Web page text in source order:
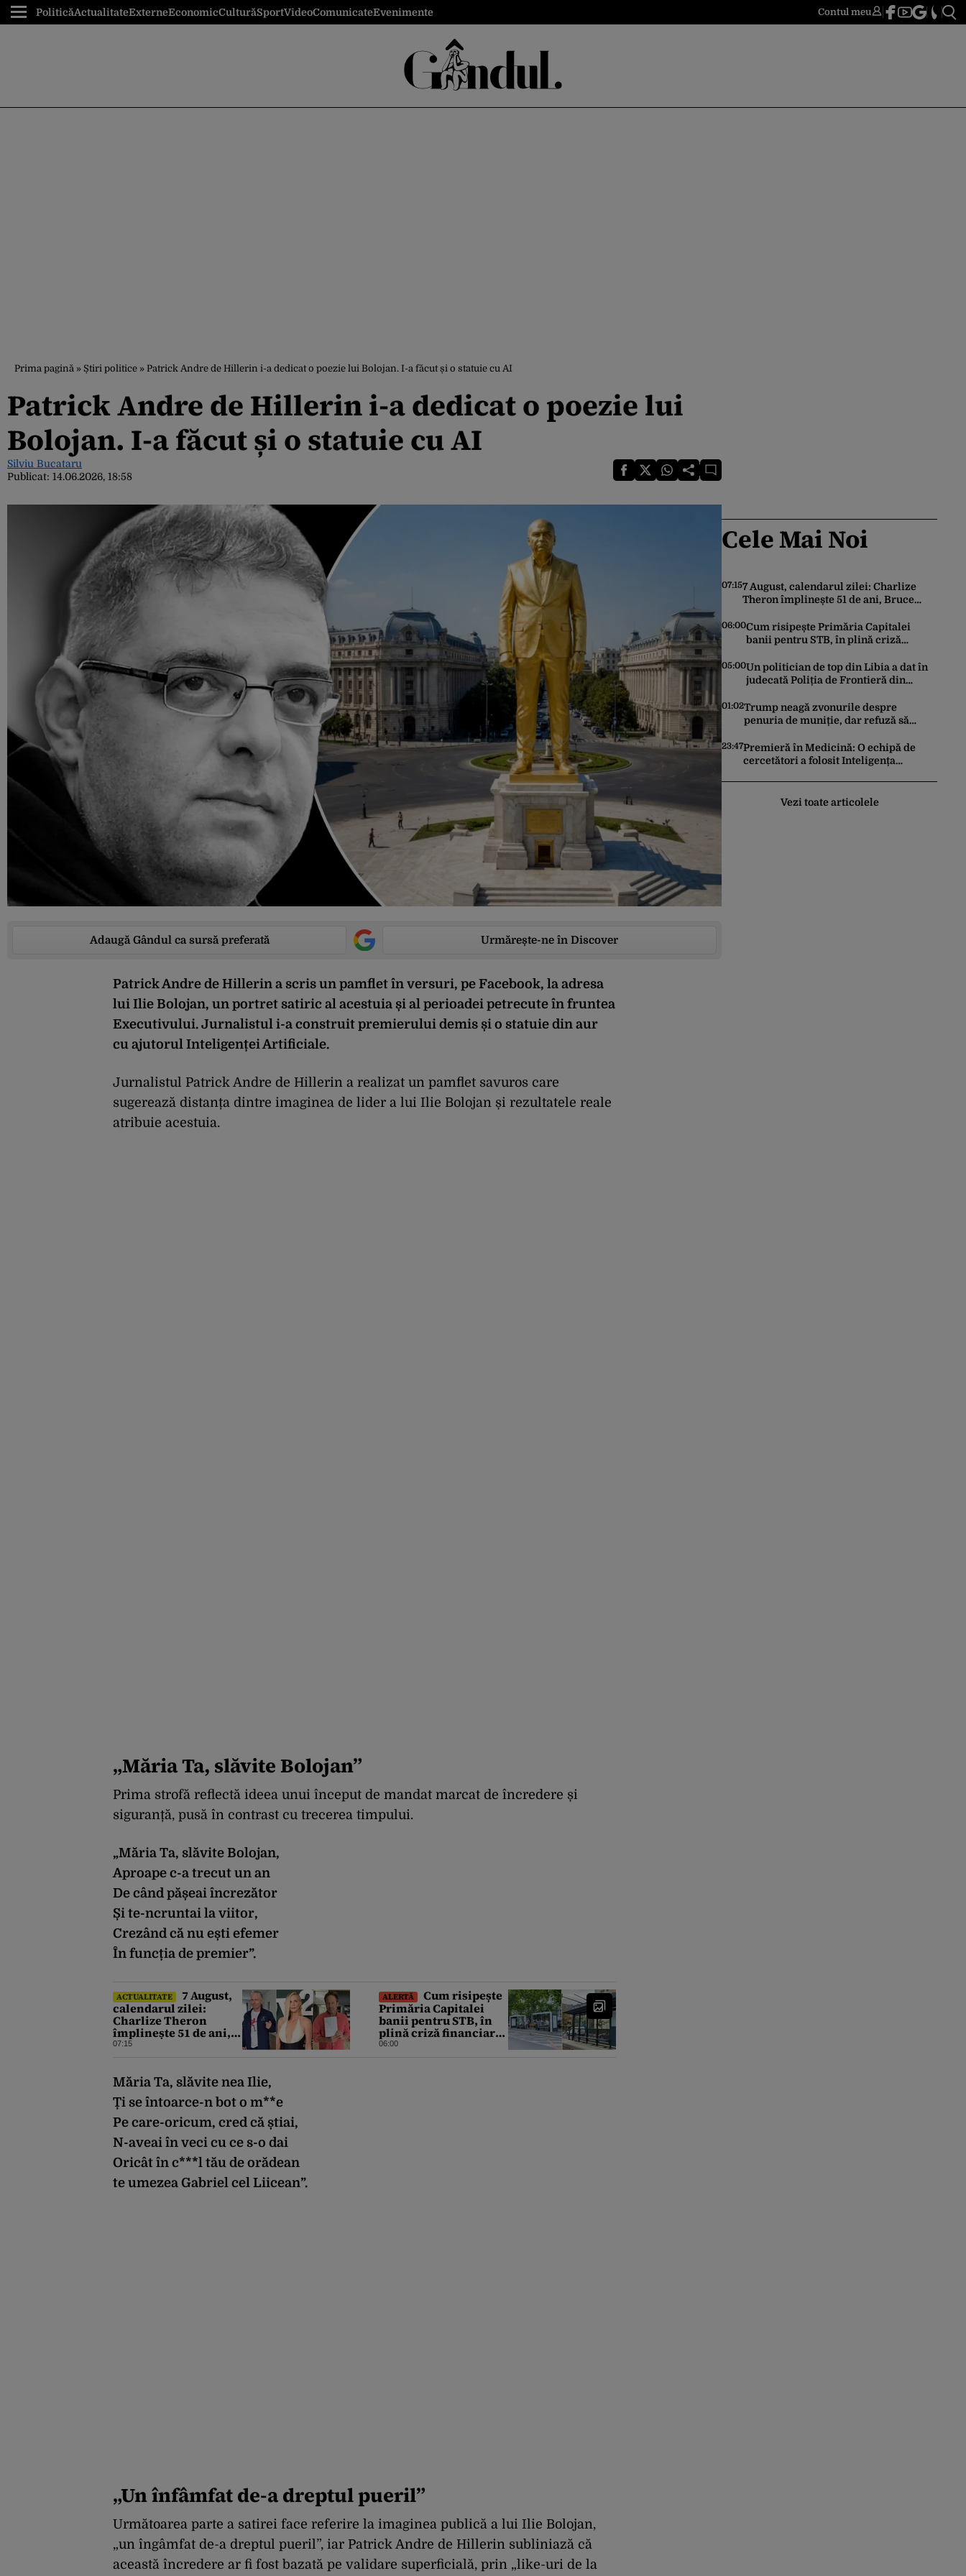
PoliticăActualitateExterneEconomicCulturăSportVideoComunicateEvenimente Contul meu
Prima pagină » Știri politice » Patrick Andre de Hillerin i-a dedicat o poezie lui Bolojan. I-a făcut și o statuie cu AI
Patrick Andre de Hillerin i-a dedicat o poezie lui
Bolojan. I-a făcut și o statuie cu AI
Silviu Bucataru
Publicat: 14.06.2026, 18:58
Adaugă Gândul ca sursă preferată Urmărește-ne în Discover
Patrick Andre de Hillerin a scris un pamflet în versuri, pe Facebook, la adresa
lui Ilie Bolojan, un portret satiric al acestuia și al perioadei petrecute în fruntea
Executivului. Jurnalistul i-a construit premierului demis și o statuie din aur
cu ajutorul Inteligenței Artificiale.
Jurnalistul Patrick Andre de Hillerin a realizat un pamflet savuros care
sugerează distanța dintre imaginea de lider a lui Ilie Bolojan și rezultatele reale
atribuie acestuia.
„Măria Ta, slăvite Bolojan”
Prima strofă reflectă ideea unui început de mandat marcat de încredere și
siguranță, pusă în contrast cu trecerea timpului.
„Măria Ta, slăvite Bolojan,
Aproape c-a trecut un an
De când pășeai încrezător
Și te-ncruntai la viitor,
Crezând că nu ești efemer
În funcția de premier”.
ACTUALITATE
7 August,
calendarul zilei:
Charlize Theron
împlinește 51 de ani,
Bruce Dickinson 68.
07:15
ALERTĂ
Cum risipește
Primăria Capitalei
banii pentru STB, în
plină criză financiară
a societății de
06:00
Măria Ta, slăvite nea Ilie,
Ți se întoarce-n bot o m**e
Pe care-oricum, cred că știai,
N-aveai în veci cu ce s-o dai
Oricât în c***l tău de orădean
te umezea Gabriel cel Liicean”.
„Un înfâmfat de-a dreptul pueril”
Următoarea parte a satirei face referire la imaginea publică a lui Ilie Bolojan,
„un îngâmfat de-a dreptul pueril”, iar Patrick Andre de Hillerin subliniază că
această încredere ar fi fost bazată pe validare superficială, prin „like-uri de la
Cele Mai Noi
07:157 August, calendarul zilei: Charlize
Theron împlinește 51 de ani, Bruce
de ani
06:00Cum risipește Primăria Capitalei
banii pentru STB, în plină criză
05:00Un politician de top din Libia a dat în
judecată Poliția de Frontieră din
oficial, terorist ISIS
01:02Trump neagă zvonurile despre
penuria de muniție, dar refuză să
nevoie de rachete”
23:47Premieră în Medicină: O echipă de
cercetători a folosit Inteligența
Vezi toate articolele